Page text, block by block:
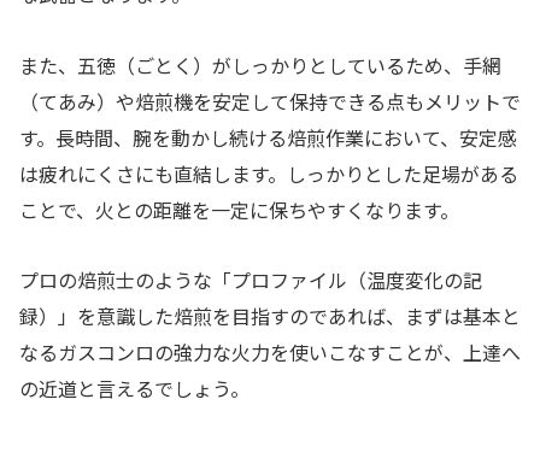
また、五徳（ごとく）がしっかりとしているため、手網
（てあみ）や焙煎機を安定して保持できる点もメリットで
す。長時間、腕を動かし続ける焙煎作業において、安定感
は疲れにくさにも直結します。しっかりとした足場がある
ことで、火との距離を一定に保ちやすくなります。
プロの焙煎士のような「プロファイル（温度変化の記
録）」を意識した焙煎を目指すのであれば、まずは基本と
なるガスコンロの強力な火力を使いこなすことが、上達へ
の近道と言えるでしょう。